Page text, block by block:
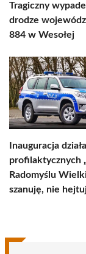
Tragiczny
drodze
884 w Wesołej
Inauguracja
profilaktycznych
Radomyślu
szanuję, nie